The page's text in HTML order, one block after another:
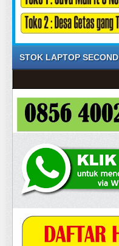
STOK LAPTOP SECOND